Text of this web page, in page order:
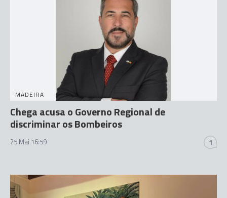
MADEIRA
Chega acusa o Governo Regional de
discriminar os Bombeiros
25 Mai 16:59 1